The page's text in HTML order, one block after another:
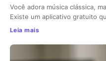
Você adora música clássica,
Existe um aplicativo gratuito
Leia mais